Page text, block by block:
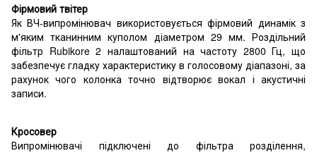
Фірмовий твітер
Як ВЧ-випромінювач використовується фірмовий динамік з
м'яким тканинним куполом діаметром 29 мм. Роздільний
фільтр Rubikore 2 налаштований на частоту 2800 Гц, що
забезпечує гладку характеристику в голосовому діапазоні, за
рахунок чого колонка точно відтворює вокал і акустичні
записи.
Кросовер
Випромінювачі підключені до фільтра розділення,